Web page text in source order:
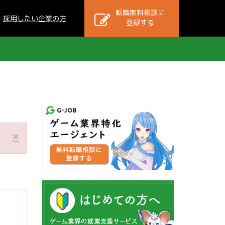
採用したい企業の方
転職無料相談に
登録する
×